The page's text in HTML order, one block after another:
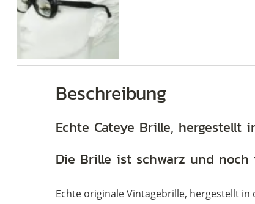
Beschreibung
Echte Cateye Brille, hergestellt
Die Brille ist schwarz und noch
Echte originale Vintagebrille, hergestellt in
Brillen